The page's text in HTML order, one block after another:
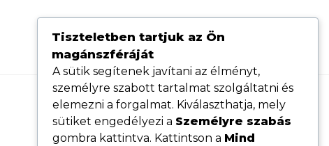
Hasznos linkek
Adatvédelmi tájékoztató
Tiszteletben tartjuk az Ön
magánszféráját
A sütik segítenek javítani az élményt,
személyre szabott tartalmat szolgáltatni és
elemezni a forgalmat. Kiválaszthatja, mely
sütiket engedélyezi a Személyre szabás
gombra kattintva. Kattintson a Mind